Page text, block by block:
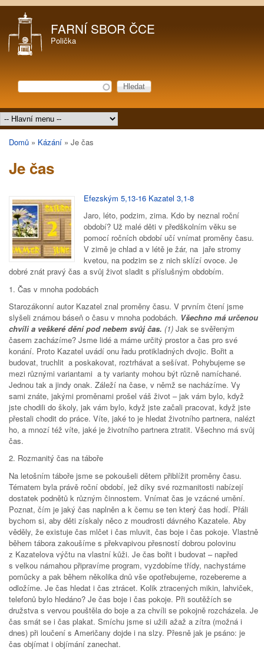
FARNÍ SBOR ČCE
Polička
Vyhledávání
Hledat
Hlavní menu
Jste zde
Domů » Kázání » Je čas
Je čas
Efezským 5,13-16 Kazatel 3,1-8
Jaro, léto, podzim, zima. Kdo by neznal roční
období? Už malé děti v předškolním věku se
pomocí ročních období učí vnímat proměny času.
V zimě je chlad a v létě je žár, na jaře stromy
kvetou, na podzim se z nich sklízí ovoce. Je
dobré znát pravý čas a svůj život sladit s příslušným obdobím.
1. Čas v mnoha podobách
Starozákonní autor Kazatel znal proměny času. V prvním čtení jsme
slyšeli známou báseň o času v mnoha podobách. Všechno má určenou
chvíli a veškeré dění pod nebem svůj čas. (1) Jak se svěřeným
časem zacházíme? Jsme lidé a máme určitý prostor a čas pro své
konání. Proto Kazatel uvádí onu řadu protikladných dvojic. Bořit a
budovat, truchlit a poskakovat, roztrhávat a sešívat. Pohybujeme se
mezi různými variantami a ty varianty mohou být různě namíchané.
Jednou tak a jindy onak. Záleží na čase, v němž se nacházíme. Vy
sami znáte, jakými proměnami prošel váš život – jak vám bylo, když
jste chodili do školy, jak vám bylo, když jste začali pracovat, když jste
přestali chodit do práce. Víte, jaké to je hledat životního partnera, nalézt
ho, a mnozí též víte, jaké je životního partnera ztratit. Všechno má svůj
čas.
2. Rozmanitý čas na táboře
Na letošním táboře jsme se pokoušeli dětem přiblížit proměny času.
Tématem byla právě roční období, jež díky své rozmanitosti nabízejí
dostatek podnětů k různým činnostem. Vnímat čas je vzácné umění.
Poznat, čím je jaký čas naplněn a k čemu se ten který čas hodí. Přáli
bychom si, aby děti získaly něco z moudrosti dávného Kazatele. Aby
věděly, že existuje čas mlčet i čas mluvit, čas boje i čas pokoje. Vlastně
během tábora zakoušíme s překvapivou přesností dobrou polovinu
z Kazatelova výčtu na vlastní kůži. Je čas bořit i budovat – napřed
s velkou námahou připravíme program, vyzdobíme třídy, nachystáme
pomůcky a pak během několika dnů vše opotřebujeme, rozebereme a
odložíme. Je čas hledat i čas ztrácet. Kolik ztracených mikin, lahviček,
telefonů bylo hledáno? Je čas boje i čas pokoje. Při soutěžích se
družstva s vervou pouštěla do boje a za chvíli se pokojně rozcházela. Je
čas smát se i čas plakat. Smíchu jsme si užili ažaž a zítra (možná i
dnes) při loučení s Američany dojde i na slzy. Přesně jak je psáno: je
čas objímat i objímání zanechat.